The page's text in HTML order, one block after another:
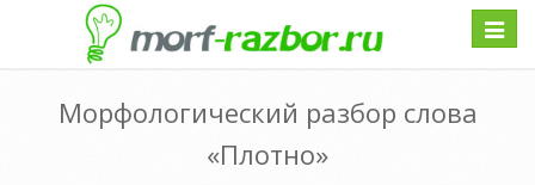
Морфологический разбор слова
«Плотно»